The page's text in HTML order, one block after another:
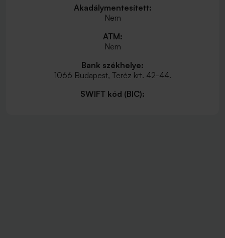
Akadálymentesített:
Nem
ATM:
Nem
Bank székhelye:
1066 Budapest, Teréz krt. 42-44.
SWIFT kód (BIC):